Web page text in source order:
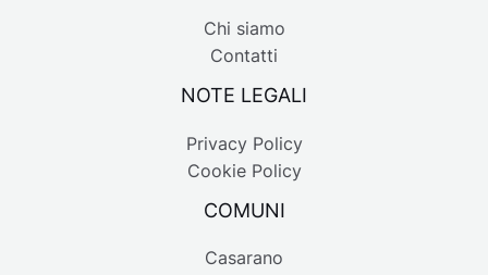
Chi siamo
Contatti
NOTE LEGALI
Privacy Policy
Cookie Policy
COMUNI
Casarano